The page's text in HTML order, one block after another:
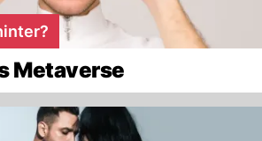
Metaverse